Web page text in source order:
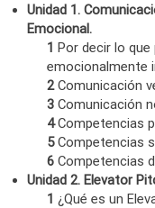
Unidad 1.
Emocional.
1 Por decir lo
emocionalmente
2Comunicación
3 Comunicación
4Competencias
5Competencias
6 Competencias
Unidad 2. Elevator
1 ¿Qué es un